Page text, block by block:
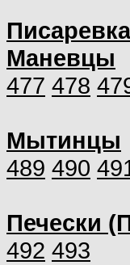
Маневцы
477 478
Мытинцы
489 490
Печески
492 493